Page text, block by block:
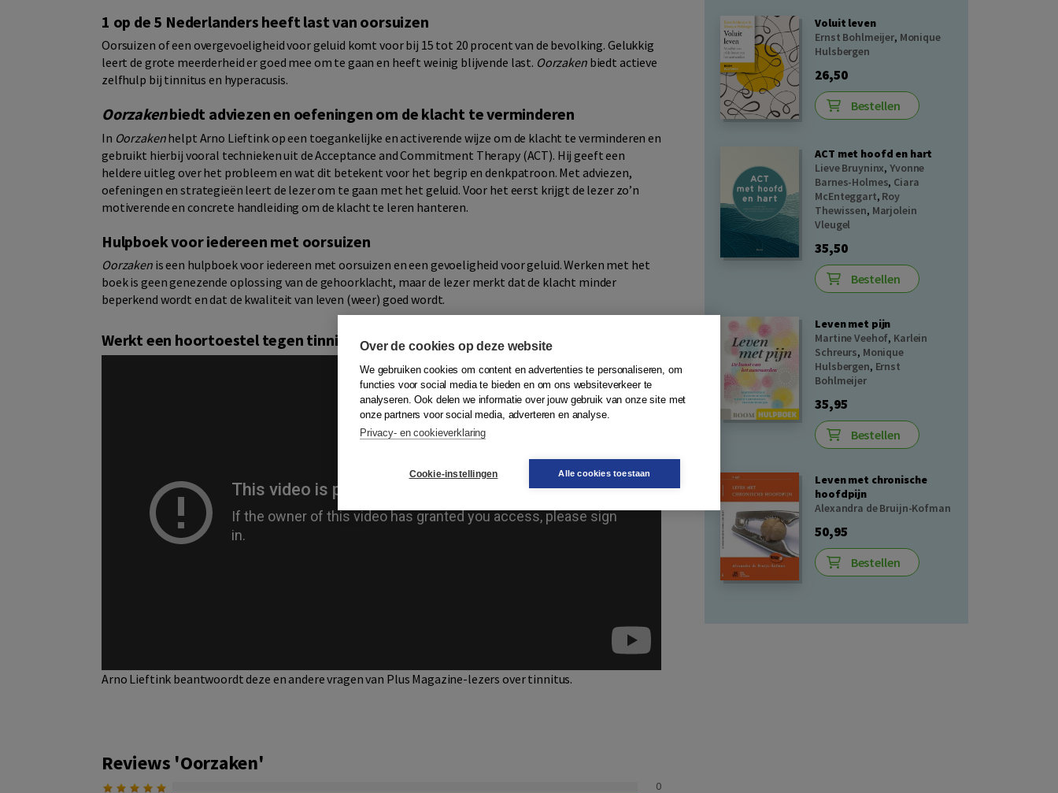
1 op de 5 Nederlanders heeft last van oorsuizen
Oorsuizen of een overgevoeligheid voor geluid komt voor bij 15 tot 20 procent van de bevolking. Gelukkig
leert de grote meerderheid er goed mee om te gaan en heeft weinig blijvende last. Oorzakenbiedt actieve
zelfhulp bij tinnitus en hyperacusis.
Oorzakenbiedt adviezen en oefeningen om de klacht te verminderen
In Oorzakenhelpt Arno Lieftink op een toegankelijke en activerende wijze om de klacht te verminderen en
gebruikt hierbij vooral technieken uit de Acceptance and Commitment Therapy (ACT). Hij geeft een
heldere uitleg over het probleem en wat dit betekent voor het begrip en denkpatroon. Met adviezen,
oefeningen en strategieën leert de lezer om te gaan met het geluid. Voor het eerst krijgt de lezer zo’n
motiverende en concrete handleiding om de klacht te leren hanteren.
Hulpboek voor iedereen met oorsuizen
Oorzakenis een hulpboek voor iedereen met oorsuizen en een gevoeligheid voor geluid. Werken met het
boek is geen genezende oplossing van de gehoorklacht, maar de lezer merkt dat de klacht minder
beperkend wordt en dat de kwaliteit van leven (weer) goed wordt.
Werkt een hoortoestel tegen tinnitus?
Arno Lieftink beantwoordt deze en andere vragen van Plus Magazine-lezers over tinnitus.
Reviews 'Oorzaken'
0
Voluit leven
Ernst Bohlmeijer, Monique
Hulsbergen
26,50
Bestellen
ACT met hoofd en hart
Lieve Bruyninx,Yvonne
Barnes-Holmes, Ciara
McEnteggart, Roy
Thewissen, Marjolein
Vleugel
35,50
Bestellen
Leven met pijn
Martine Veehof, Karlein
Schreurs, Monique
Hulsbergen, Ernst
Bohlmeijer
35,95
Bestellen
Leven met chronische
hoofdpijn
Alexandra de Bruijn-Kofman
50,95
Bestellen
Over de cookies op deze website
We gebruiken cookies om content en advertenties te personaliseren, om
functies voor social media te bieden en om ons websiteverkeer te
analyseren. Ook delen we informatie over jouw gebruik van onze site met
onze partners voor social media, adverteren en analyse.
Privacy- en cookieverklaring
Cookie-instellingen Alle cookies toestaan